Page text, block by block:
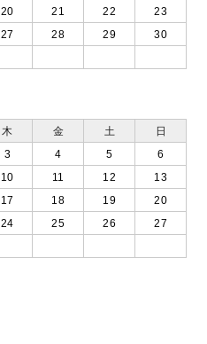
20 21 22
23
27 28 29
30
木 金 土
日
3 4 5
6
10 11 12
13
17 18 19
20
24 25 26
27